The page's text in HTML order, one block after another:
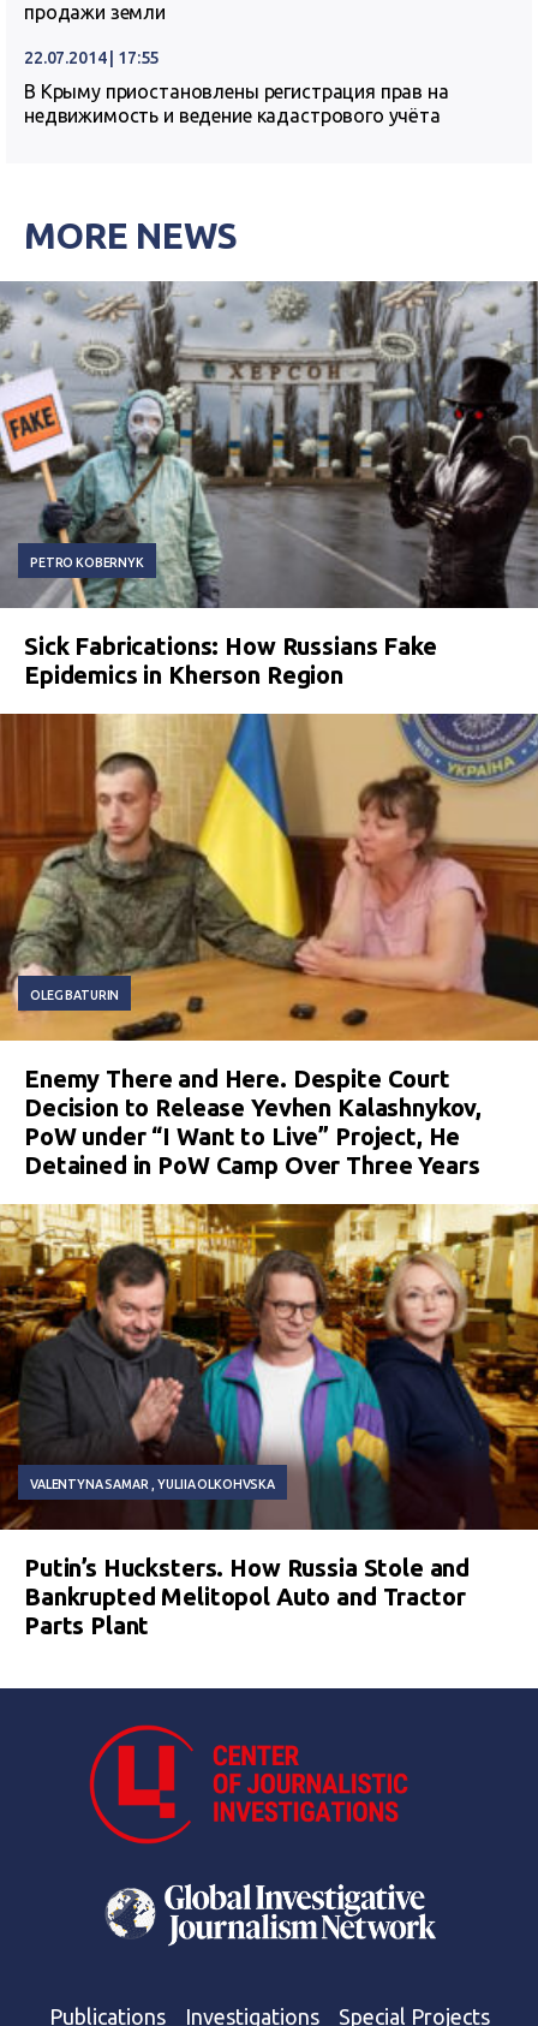
продажи земли
22.07.2014 | 17:55
В Крыму приостановлены регистрация прав на
недвижимость и ведение кадастрового учёта
MORE NEWS
PETRO KOBERNYK
Sick Fabrications: How Russians Fake
Epidemics in Kherson Region
OLEG BATURIN
Enemy There and Here. Despite Court
Decision to Release Yevhen Kalashnykov,
PoW under “I Want to Live” Project, He
Detained in PoW Camp Over Three Years
VALENTYNA SAMAR YULIIA OLKOHVSKA
Putin’s Hucksters. How Russia Stole and
Bankrupted Melitopol Auto and Tractor
Parts Plant
Publications Investigations Special Projects